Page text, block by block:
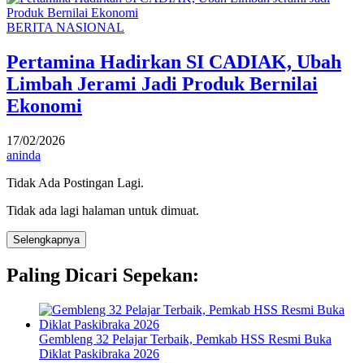
BERITA NASIONAL
Pertamina Hadirkan SI CADIAK, Ubah
Limbah Jerami Jadi Produk Bernilai
Ekonomi
17/02/2026
aninda
Tidak Ada Postingan Lagi.
Tidak ada lagi halaman untuk dimuat.
Selengkapnya
Paling Dicari Sepekan:
Gembleng 32 Pelajar Terbaik, Pemkab HSS Resmi Buka
Diklat Paskibraka 2026